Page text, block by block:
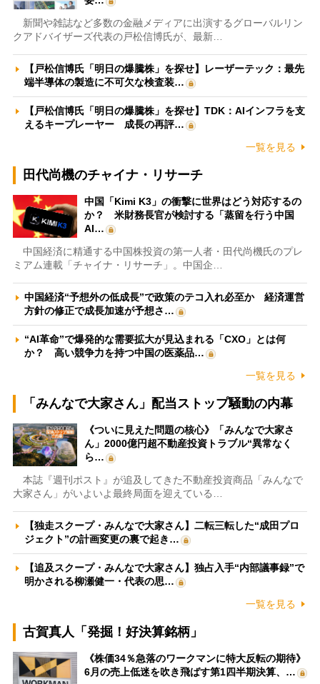
新聞や雑誌など多数の金融メディアに出演するグローバルリン
クアドバイザーズ代表の戸松信博氏が、最新…
【戸松信博氏「明日の爆騰株」を探せ】レーザーテック：最先
端半導体の製造に不可欠な検査装…
【戸松信博氏「明日の爆騰株」を探せ】TDK：AIインフラを支
えるキープレーヤー 成長の再評…
一覧を見る
田代尚機のチャイナ・リサーチ
中国「Kimi K3」の衝撃に世界はどう対応するの
か？ 米財務長官が検討する「蒸留を行う中国
AI…
中国経済に精通する中国株投資の第一人者・田代尚機氏のプレ
ミアム連載「チャイナ・リサーチ」。中国企…
中国経済“予想外の低成長”で政策のテコ入れ必至か 経済運営
方針の修正で成長加速が予想さ…
“AI革命”で爆発的な需要拡大が見込まれる「CXO」とは何
か？ 高い競争力を持つ中国の医薬品…
一覧を見る
「みんなで大家さん」配当ストップ騒動の内幕
《ついに見えた問題の核心》「みんなで大家さ
ん」2000億円超不動産投資トラブル“異常なく
ら…
本誌『週刊ポスト』が追及してきた不動産投資商品「みんなで
大家さん」がいよいよ最終局面を迎えている…
【独走スクープ・みんなで大家さん】二転三転した“成田プロ
ジェクト”の計画変更の裏で起き…
【追及スクープ・みんなで大家さん】独占入手“内部議事録”で
明かされる柳瀬健一・代表の思…
一覧を見る
古賀真人「発掘！好決算銘柄」
《株価34％急落のワークマンに特大反転の期待》
6月の売上低迷を吹き飛ばす第1四半期決算、…